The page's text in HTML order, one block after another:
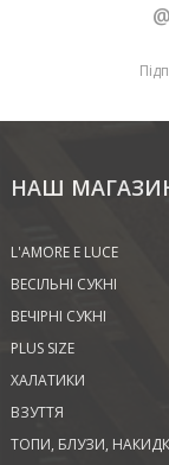
НАШ
L'AMORE E LUCE
ВЕСІЛЬНІ СУКНІ
ВЕЧІРНІ СУКНІ
PLUS SIZE
ХАЛАТИКИ
ВЗУТТЯ
ТОПИ, БЛУЗИ,